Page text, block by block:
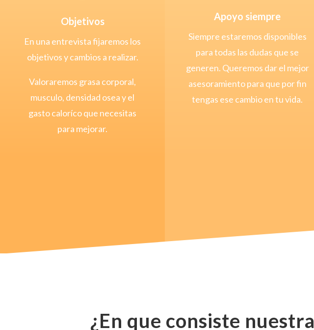
Objetivos
En una entrevista fijaremos los
objetivos y cambios a realizar.
Valoraremos grasa corporal,
musculo, densidad osea y el
gasto caloríco que necesitas
para mejorar.
Apoyo siempre
Siempre estaremos disponibles
para todas las dudas que se
generen. Queremos dar el mejor
asesoramiento para que por fin
tengas ese cambio en tu vida.
¿En que consiste nuestra